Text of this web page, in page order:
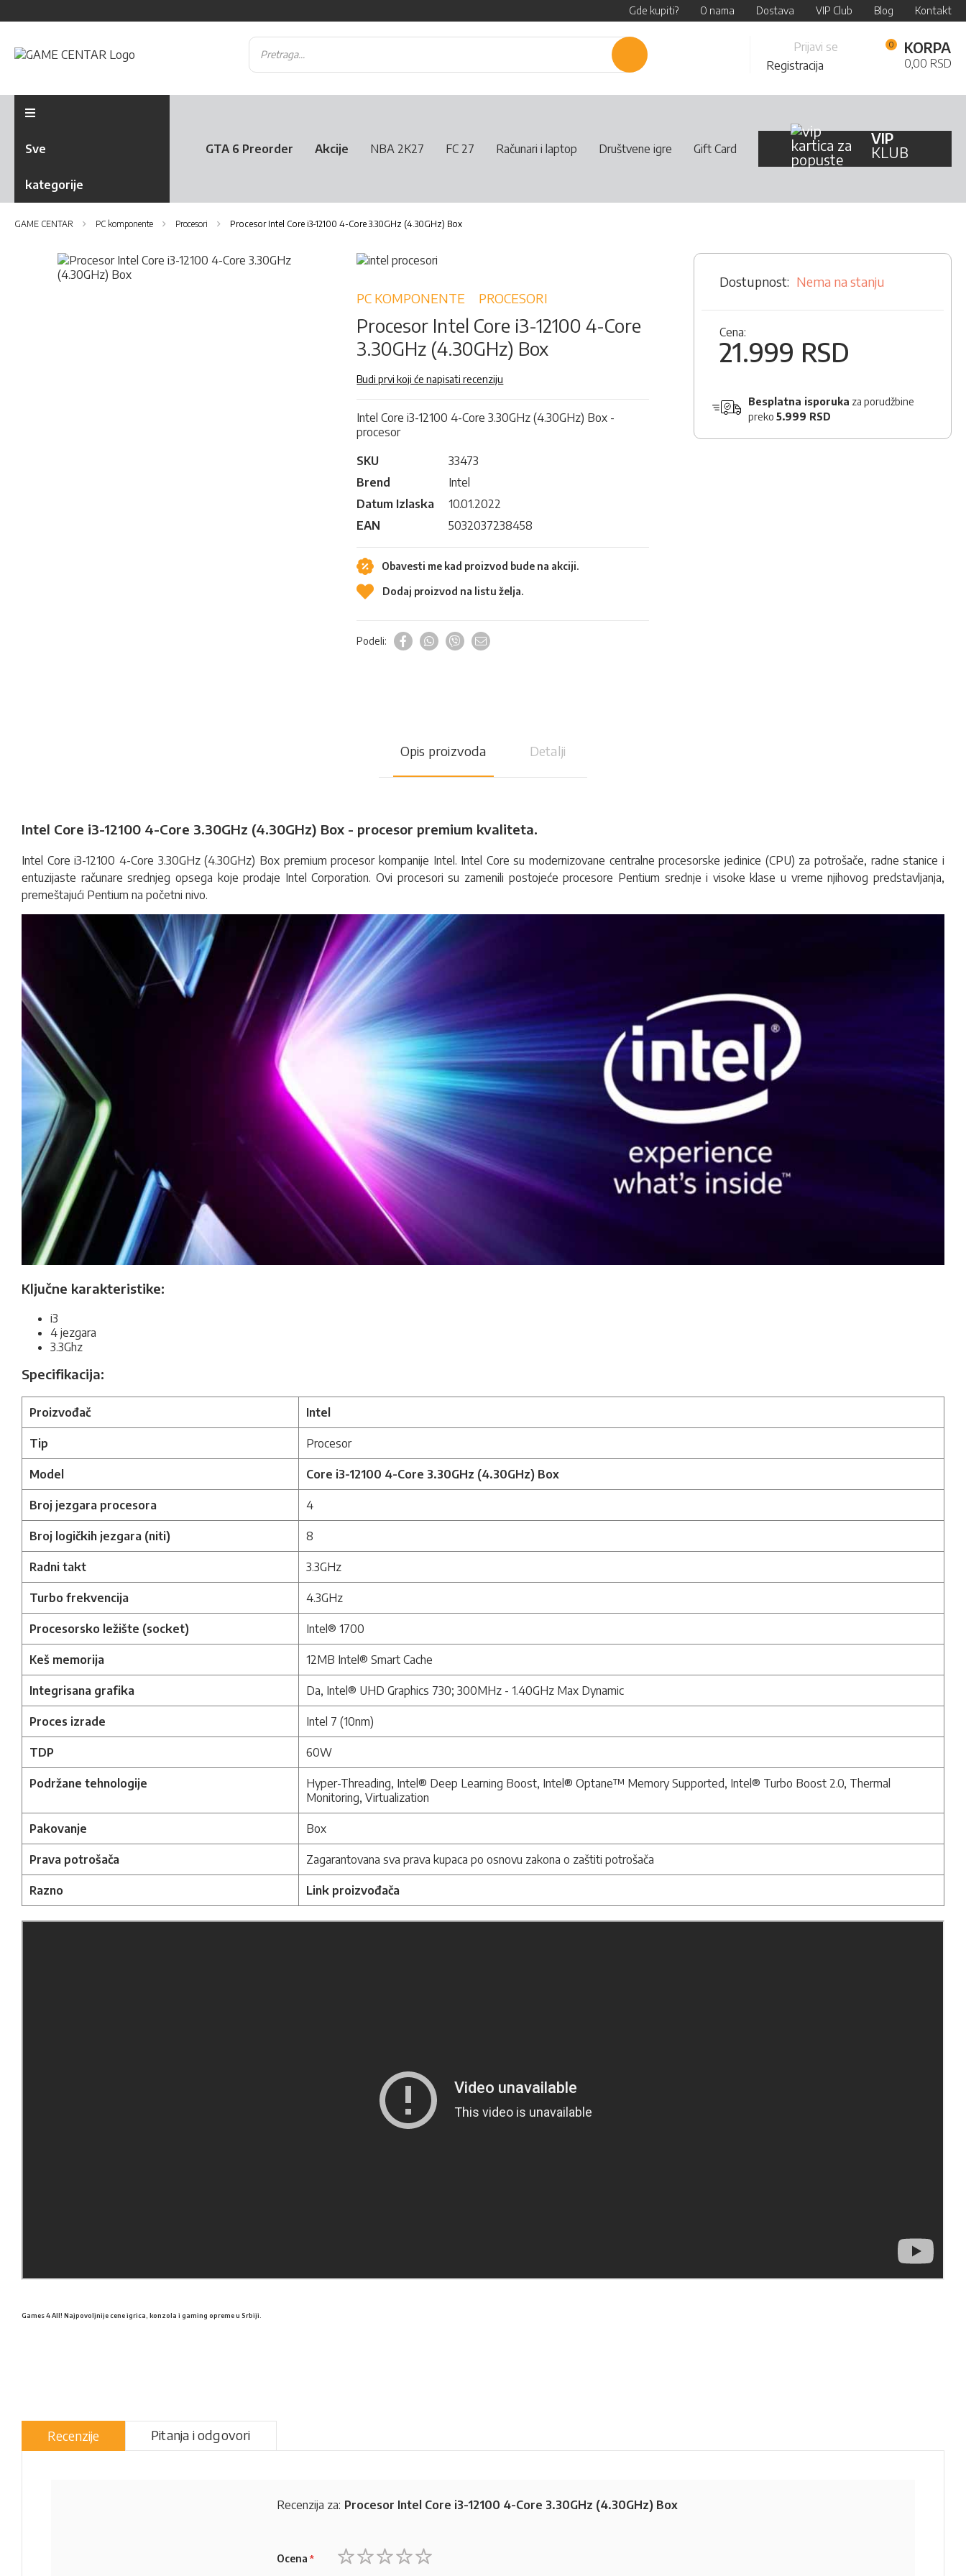
Gde kupiti? O nama Dostava VIP Club Blog Kontakt
Pretraži
Content
Prijavi se
Registracija
KORPA
0,00 RSD
Sve
kategorije
GTA 6 Preorder Akcije NBA 2K27 FC 27 Računari i laptop Društvene igre Gift Card
VIP
KLUB
GAME CENTAR PC komponente Procesori Procesor Intel Core i3-12100 4-Core 3.30GHz (4.30GHz) Box
Skip
to
PC KOMPONENTE PROCESORI
Procesor Intel Core i3-12100 4-Core
3.30GHz (4.30GHz) Box
Budi prvi koji će napisati recenziju
Intel Core i3-12100 4-Core 3.30GHz (4.30GHz) Box -
procesor
SKU
33473
Brend
Intel
Datum Izlaska
10.01.2022
EAN
5032037238458
Obavesti me kad proizvod bude na akciji.
Dodaj proizvod na listu želja.
Podeli:
Nema na stanju
Cena:
21.999 RSD
Besplatna isporuka za porudžbine
preko 5.999 RSD
Opis proizvoda Detalji
Intel Core i3-12100 4-Core 3.30GHz (4.30GHz) Box - procesor premium kvaliteta.
Intel Core i3-12100 4-Core 3.30GHz (4.30GHz) Box premiumprocesorkompanije Intel. Intel Core su modernizovane centralne procesorske jedinice (CPU) za potrošače, radne stanice i
entuzijaste računare srednjeg opsega koje prodaje Intel Corporation. Ovi procesori su zamenili postojeće procesore Pentium srednje i visoke klase u vreme njihovog predstavljanja,
premeštajući Pentium na početni nivo.
Ključne karakteristike:
i3
4 jezgara
3.3Ghz
Specifikacija:
Proizvođač Intel
Tip Procesor
Model Core i3-12100 4-Core 3.30GHz (4.30GHz) Box
Broj jezgara procesora 4
Broj logičkih jezgara (niti) 8
Radni takt 3.3GHz
Turbo frekvencija 4.3GHz
Procesorsko ležište (socket) Intel® 1700
Keš memorija 12MB Intel® Smart Cache
Integrisana grafika Da, Intel® UHD Graphics 730; 300MHz - 1.40GHz Max Dynamic
Proces izrade Intel 7 (10nm)
TDP 60W
Podržane tehnologije
Hyper-Threading, Intel® Deep Learning Boost, Intel® Optane™ Memory Supported, Intel® Turbo Boost 2.0, Thermal
Monitoring, Virtualization
Pakovanje Box
Prava potrošača Zagarantovana sva prava kupaca po osnovu zakona o zaštiti potrošača
Razno Link proizvođača
Games 4 All! Najpovoljnije cene igrica, konzola i gaming opreme u Srbiji.
Recenzije Pitanja i odgovori
Recenzija za: Procesor Intel Core i3-12100 4-Core 3.30GHz (4.30GHz) Box
Ocena